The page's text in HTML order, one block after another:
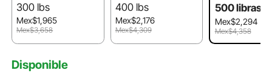
300 lbs
Mex$1,965
Mex$3,658
400 lbs
Mex$2,176
Mex$4,309
500 libras
Mex$2,294
Mex$4,358
Disponible